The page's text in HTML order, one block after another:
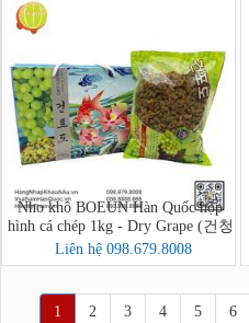
Nho khô BOEUN Hàn Quốc hộp
hình cá chép 1kg - Dry Grape (건청
포도)
Liên hệ 098.679.8008
1 2 3 4 5 6